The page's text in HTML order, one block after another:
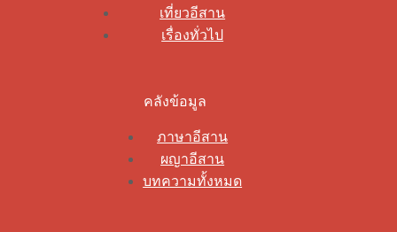
เที่ยวอีสาน
เรื่องทั่วไป
คลังข้อมูล
ภาษาอีสาน
ผญาอีสาน
บทความทั้งหมด